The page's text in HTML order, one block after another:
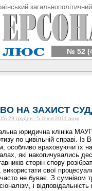
№ 52
НА ЗАХИСТ
29 грудня - 5 січня 2011 року
юридична клініка
по цивільній справі.
особливо враховуючи їх
які накопичувались
сторін спору
свої
часто не буває. З сумнівом
і